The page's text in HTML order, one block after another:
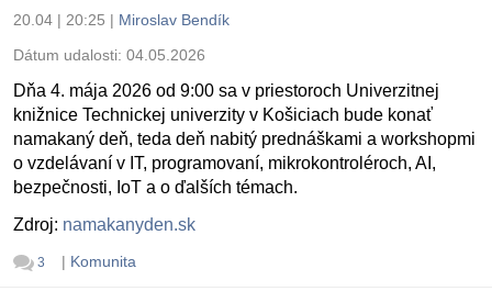
20.04 | 20:25 | Miroslav Bendík
Dátum udalosti: 04.05.2026
Dňa 4. mája 2026 od 9:00 sa v priestoroch Univerzitnej
knižnice Technickej univerzity v Košiciach bude konať
namakaný deň, teda deň nabitý prednáškami a workshopmi
o vzdelávaní v IT, programovaní, mikrokontroléroch, AI,
bezpečnosti, IoT a o ďalších témach.
Zdroj: namakanyden.sk
3 | Komunita